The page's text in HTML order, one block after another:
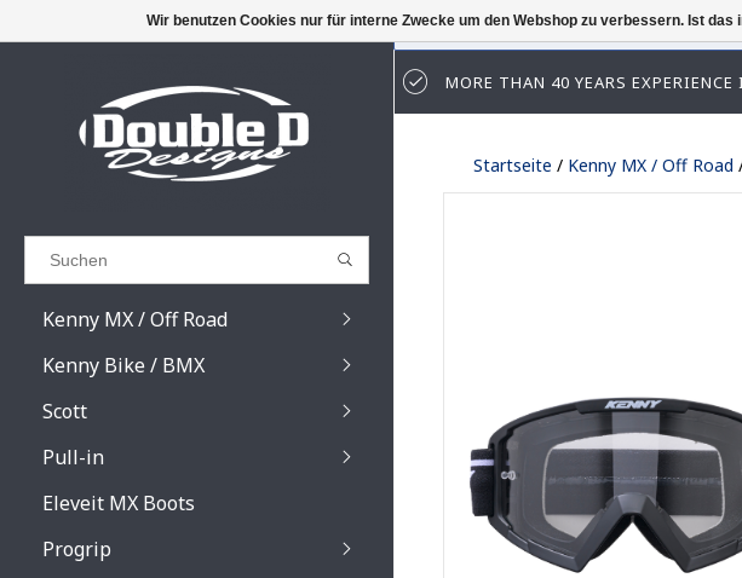
Results found (0)
ZURÜCK
Kenny MX / Off Road
Track
Track
Track
Ventury
Kenny Bike / BMX
Track
Track
Track
Scott
Prospect / Fury lenses
Prospect / Fury accessoires
Primal / Split / Hustle lenses
Primal / Split / Hustle accessoires
Pull-in
Eleveit MX Boots
Progrip
MORE THAN 40 YEARS
Startseite / Kenny MX / Off Road
Wir benutzen Cookies nur für interne Zwecke um den Webshop zu verbessern. Ist das